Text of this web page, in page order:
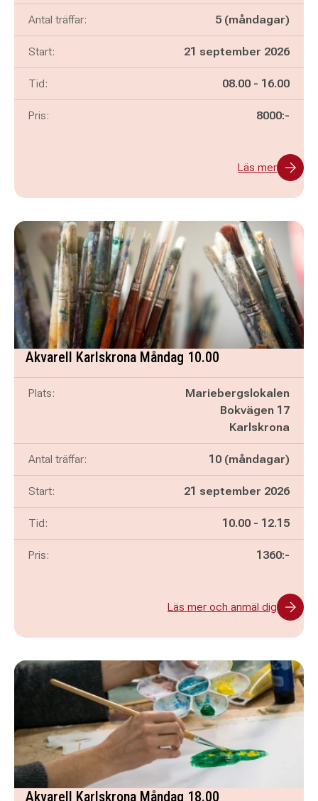
Antal träffar: 5 (måndagar)
Start: 21 september 2026
Tid: Pågår mellan
08.00 - och
16.00
Pris: 8000:-
Läs mer
Akvarell Karlskrona Måndag 10.00
Plats:
Mariebergslokalen
Bokvägen 17
Karlskrona
Antal träffar: 10 (måndagar)
Start: 21 september 2026
Tid: Pågår mellan
10.00 - och
12.15
Pris: 1360:-
Läs mer och anmäl dig
Akvarell Karlskrona Måndag 18.00